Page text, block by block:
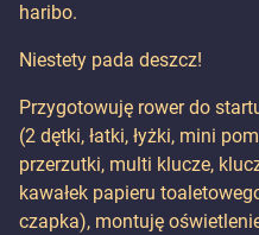
haribo.
Niestety pada deszcz!
Przygotowuję rower do
(2 dętki, łatki, łyżki, mini
przerzutki, multi klucze,
kawałek papieru
czapka), montuję